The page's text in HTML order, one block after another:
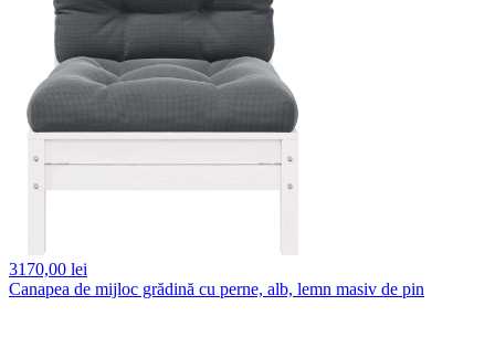
3170,00 lei
Canapea de mijloc grădină cu perne, alb, lemn masiv de pin